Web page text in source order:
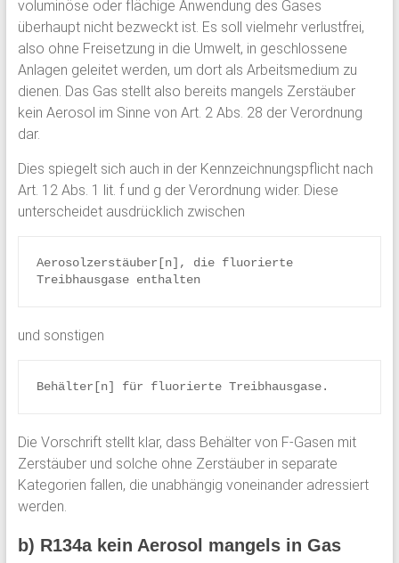
voluminöse oder flächige Anwendung des Gases
überhaupt nicht bezweckt ist. Es soll vielmehr verlustfrei,
also ohne Freisetzung in die Umwelt, in geschlossene
Anlagen geleitet werden, um dort als Arbeitsmedium zu
dienen. Das Gas stellt also bereits mangels Zerstäuber
kein Aerosol im Sinne von Art. 2 Abs. 28 der Verordnung
dar.
Dies spiegelt sich auch in der Kennzeichnungspflicht nach
Art. 12 Abs. 1 lit. f und g der Verordnung wider. Diese
unterscheidet ausdrücklich zwischen
Aerosolzerstäuber[n], die fluorierte
Treibhausgase enthalten
und sonstigen
Behälter[n] für fluorierte Treibhausgase.
Die Vorschrift stellt klar, dass Behälter von F-Gasen mit
Zerstäuber und solche ohne Zerstäuber in separate
Kategorien fallen, die unabhängig voneinander adressiert
werden.
b) R134a kein Aerosol mangels in Gas